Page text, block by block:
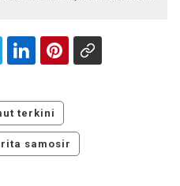
terkini
samosir